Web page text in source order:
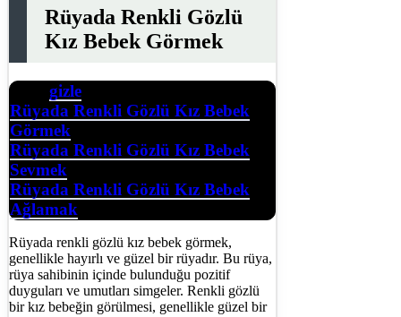
Rüyada Renkli Gözlü
Kız Bebek Görmek
İçerik
gizle
Rüyada Renkli Gözlü Kız Bebek
Görmek
Rüyada Renkli Gözlü Kız Bebek
Sevmek
Rüyada Renkli Gözlü Kız Bebek
Ağlamak
Rüyada renkli gözlü kız bebek görmek,
genellikle hayırlı ve güzel bir rüyadır. Bu rüya,
rüya sahibinin içinde bulunduğu pozitif
duyguları ve umutları simgeler. Renkli gözlü
bir kız bebeğin görülmesi, genellikle güzel bir